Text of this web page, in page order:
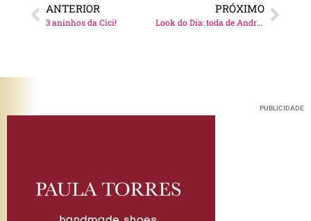
ANTERIOR
3 aninhos da Cici!
PRÓXIMO
Look do Dia: toda de Andrea Bogosian!
PUBLICIDADE